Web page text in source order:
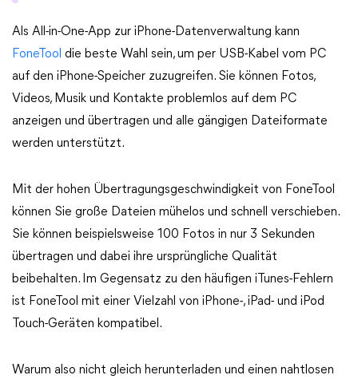
Als All-in-One-App zur iPhone-Datenverwaltung kann
FoneTool die beste Wahl sein, um per USB-Kabel vom PC
auf den iPhone-Speicher zuzugreifen. Sie können Fotos,
Videos, Musik und Kontakte problemlos auf dem PC
anzeigen und übertragen und alle gängigen Dateiformate
werden unterstützt.
Mit der hohen Übertragungsgeschwindigkeit von FoneTool
können Sie große Dateien mühelos und schnell verschieben.
Sie können beispielsweise 100 Fotos in nur 3 Sekunden
übertragen und dabei ihre ursprüngliche Qualität
beibehalten. Im Gegensatz zu den häufigen iTunes-Fehlern
ist FoneTool mit einer Vielzahl von iPhone-, iPad- und iPod
Touch-Geräten kompatibel.
Warum also nicht gleich herunterladen und einen nahtlosen